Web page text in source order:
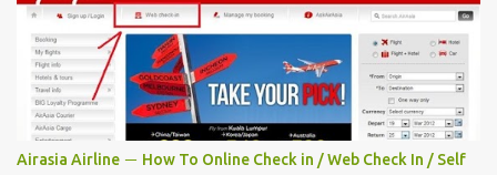
Airasia Airline － How To Online Check in / Web Check In / Self